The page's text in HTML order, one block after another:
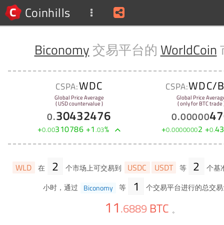
Coinhills
Biconomy 交易平台的 WorldCoin
CSPA:WDC
Global Price Average
( USD countervalue )
0.30432476
+0.00310786 +1.03%
CSPA:WDC/
Global Price
( only for BTC trade
0.00000
+0.00000002 +0.43
WLD 在 2 个市场上可交易到 USDC USDT 等 2
个基
小时，通过 Biconomy 等 1 个交易平台进行的总交
11.6889 BTC 。